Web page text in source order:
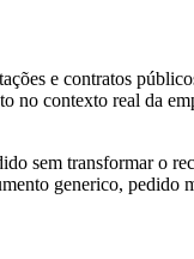
e contratos
no contexto real da
sem transformar o
generico, pedido